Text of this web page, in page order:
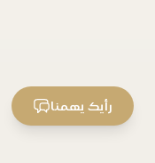
رأيك يهمنا